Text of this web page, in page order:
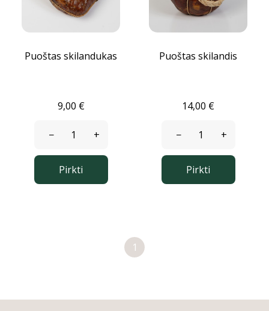
Puoštas skilandukas
9,00 €
− +
Pirkti
Puoštas skilandis
14,00 €
− +
Pirkti
1